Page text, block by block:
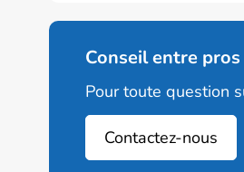
Conseil entre pros
Pour toute question
Contactez-nous